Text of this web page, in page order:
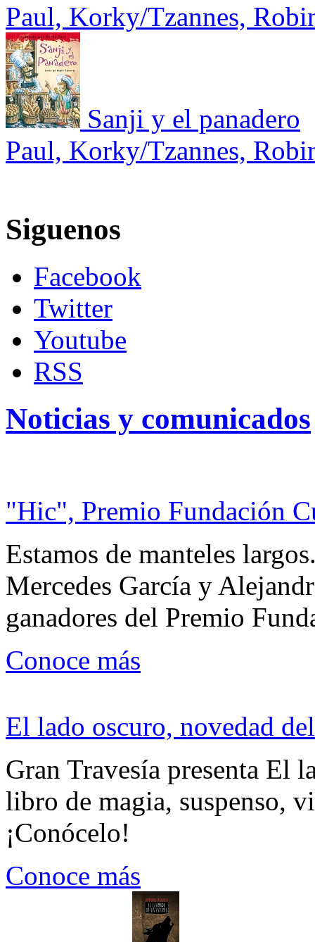
Paul, Korky/Tzannes,
Sanji y el panadero
Paul, Korky/Tzannes,
Siguenos
Facebook
Twitter
Youtube
RSS
Noticias y comunicados
"Hic", Premio Fundación
Estamos de manteles
Mercedes García y
ganadores del Premio
Conoce más
El lado oscuro, novedad
Gran Travesía presenta El
libro de magia, suspenso,
¡Conócelo!
Conoce más